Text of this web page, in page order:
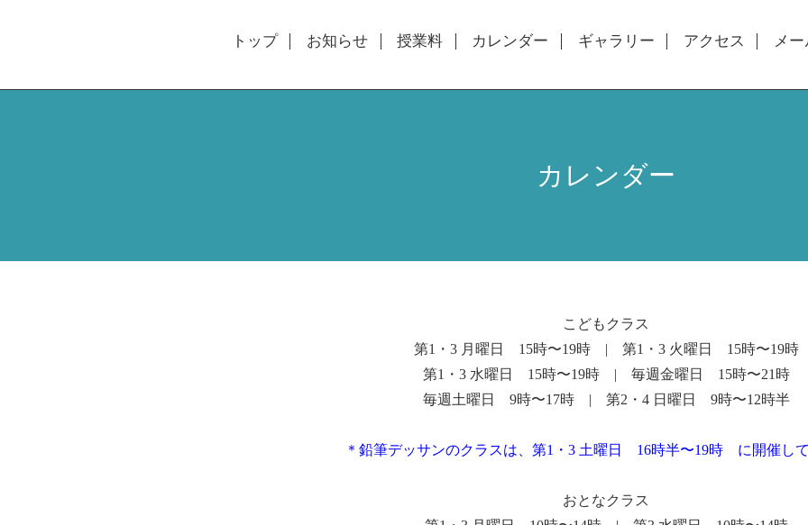
トップ お知らせ 授業料 カレンダー ギャラリー アクセス メ
カレンダー
こどもクラス
第1・3 月曜日 15時〜19時 | 第1・3 火曜日 15時〜19時
第1・3 水曜日 15時〜19時 | 毎週金曜日 15時〜21時
毎週土曜日 9時〜17時 | 第2・4 日曜日 9時〜12時半
＊鉛筆デッサンのクラスは、第1・3 土曜日 16時半〜19時 に開催し
おとなクラス